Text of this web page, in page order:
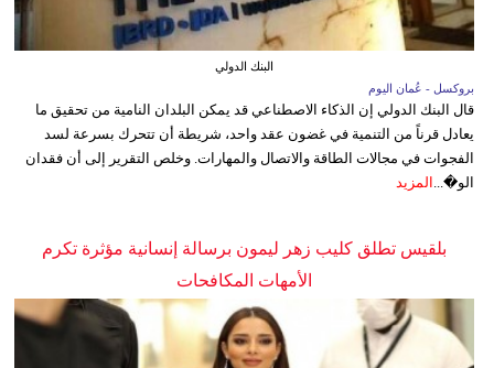
البنك الدولي
بروكسل - عُمان اليوم
قال البنك الدولي إن الذكاء الاصطناعي قد يمكن البلدان النامية من تحقيق ما
يعادل قرناً من التنمية في غضون عقد واحد، شريطة أن تتحرك بسرعة لسد
الفجوات في مجالات الطاقة والاتصال والمهارات. وخلص التقرير إلى أن فقدان
الو�...
المزيد
بلقيس تطلق كليب زهر ليمون برسالة إنسانية مؤثرة تكرم
الأمهات المكافحات